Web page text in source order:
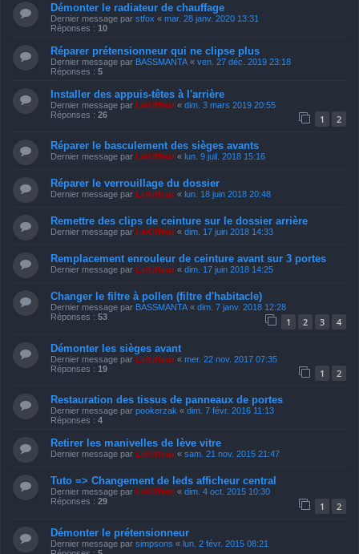
Démonter le radiateur de chauffage
Dernier message par stfox « mar. 28 janv. 2020 13:31
Réponses : 10
Réparer prétensionneur qui ne clipse plus
Dernier message par BASSMANTA « ven. 27 déc. 2019 23:18
Réponses : 5
Installer des appuis-têtes à l'arrière
Dernier message par LeKiffeur « dim. 3 mars 2019 20:55
Réponses : 26 1 2
Réparer le basculement des sièges avants
Dernier message par LeKiffeur « lun. 9 juil. 2018 15:16
Réparer le verrouillage du dossier
Dernier message par LeKiffeur « lun. 18 juin 2018 20:48
Remettre des clips de ceinture sur le dossier arrière
Dernier message par LeKiffeur « dim. 17 juin 2018 14:33
Remplacement enrouleur de ceinture avant sur 3 portes
Dernier message par LeKiffeur « dim. 17 juin 2018 14:25
Changer le filtre à pollen (filtre d'habitacle)
Dernier message par BASSMANTA « dim. 7 janv. 2018 12:28
Réponses : 53 1 2 3 4
Démonter les sièges avant
Dernier message par LeKiffeur « mer. 22 nov. 2017 07:35
Réponses : 19 1 2
Restauration des tissus de panneaux de portes
Dernier message par pookerzak « dim. 7 févr. 2016 11:13
Réponses : 4
Retirer les manivelles de lève vitre
Dernier message par LeKiffeur « sam. 21 nov. 2015 21:47
Tuto => Changement de leds afficheur central
Dernier message par LeKiffeur « dim. 4 oct. 2015 10:30
Réponses : 29 1 2
Démonter le prétensionneur
Dernier message par simpsons « lun. 2 févr. 2015 08:21